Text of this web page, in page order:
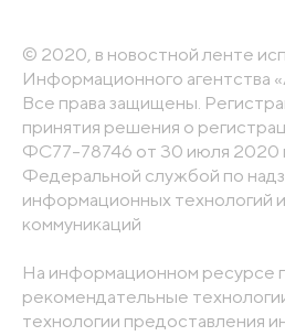
© 2020, в новостной ленте
Информационного агентства
Все права защищены.
принятия решения о
ФС77-78746 от 30 июля 2020
Федеральной службой по
информационных технологий
коммуникаций
На информационном ресурсе
рекомендательные
технологии предоставления